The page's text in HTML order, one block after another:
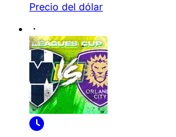
Precio del dólar